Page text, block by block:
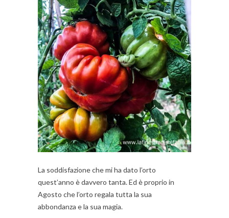
La soddisfazione che mi ha dato l’orto
quest’anno è davvero tanta. Ed è proprio in
Agosto che l’orto regala tutta la sua
abbondanza e la sua magia.